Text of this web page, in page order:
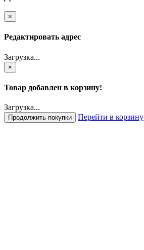
×
Редактировать адрес
Загрузка...
×
Товар добавлен в корзину!
Загрузка...
Продолжить покупки Перейти в корзину